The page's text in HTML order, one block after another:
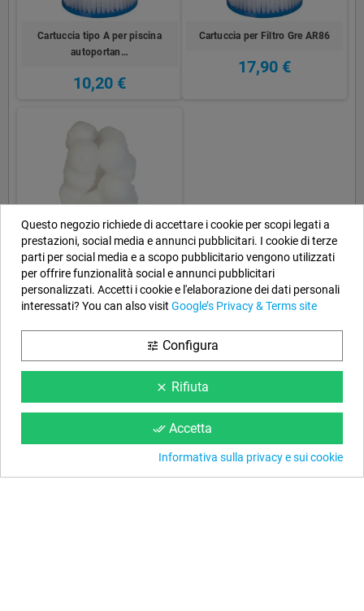
Cartuccia tipo A per piscina
autoportan…
10,20 €
Cartuccia per Filtro Gre AR86
17,90 €
Cartuccia Aqualoon Tipo A
11,50 €
Questo negozio richiede di accettare i cookie per scopi legati a
prestazioni, social media e annunci pubblicitari. I cookie di terze
parti per social media e a scopo pubblicitario vengono utilizzati
per offrire funzionalità social e annunci pubblicitari
personalizzati. Accetti i cookie e l'elaborazione dei dati personali
interessati? You can also visit Google’s Privacy & Terms site
tune Configura
clear Rifiuta
done_all Accetta
Informativa sulla privacy e sui cookie